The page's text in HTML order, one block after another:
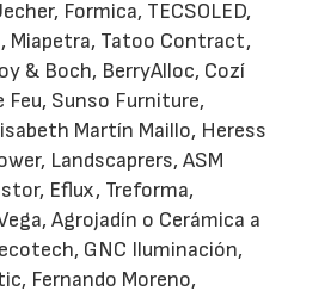
Formica, TECSOLED,
Miapetra, Tatoo Contract,
& Boch, BerryAlloc, Cozí
Feu, Sunso Furniture,
Martín Maillo, Heress
Landscaprers, ASM
Eflux, Treforma,
Agrojadín o Cerámica a
GNC Iluminación,
Fernando Moreno,